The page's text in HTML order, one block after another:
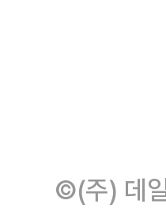
©(주) 데